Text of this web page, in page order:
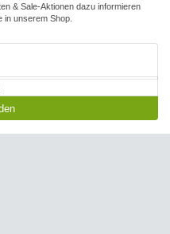
& Sale-Aktionen dazu informieren
in unserem Shop.